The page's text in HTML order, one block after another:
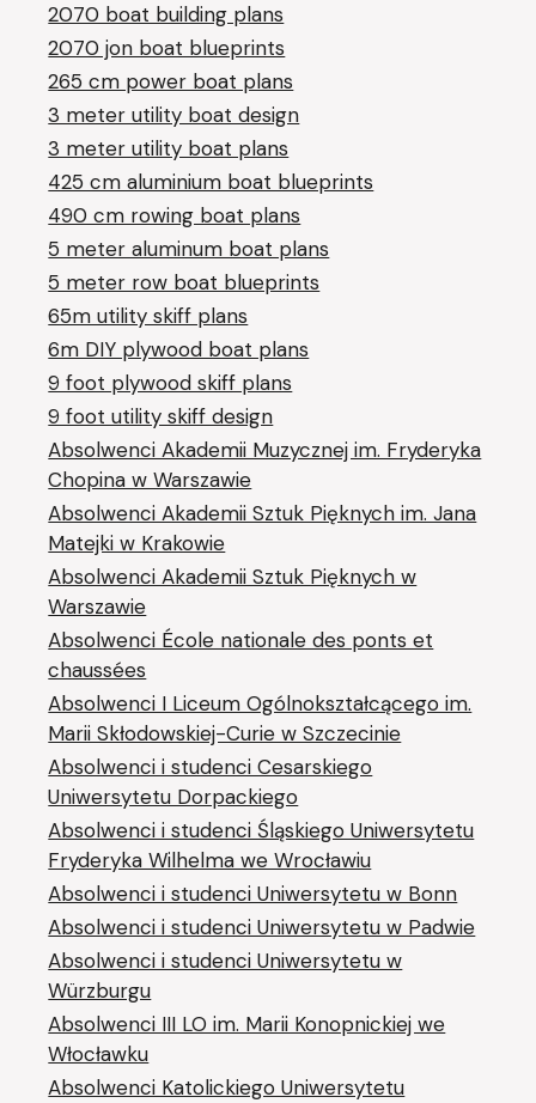
2070 boat building plans
2070 jon boat blueprints
265 cm power boat plans
3 meter utility boat design
3 meter utility boat plans
425 cm aluminium boat blueprints
490 cm rowing boat plans
5 meter aluminum boat plans
5 meter row boat blueprints
65m utility skiff plans
6m DIY plywood boat plans
9 foot plywood skiff plans
9 foot utility skiff design
Absolwenci Akademii Muzycznej im. Fryderyka
Chopina w Warszawie
Absolwenci Akademii Sztuk Pięknych im. Jana
Matejki w Krakowie
Absolwenci Akademii Sztuk Pięknych w
Warszawie
Absolwenci École nationale des ponts et
chaussées
Absolwenci I Liceum Ogólnokształcącego im.
Marii Skłodowskiej-Curie w Szczecinie
Absolwenci i studenci Cesarskiego
Uniwersytetu Dorpackiego
Absolwenci i studenci Śląskiego Uniwersytetu
Fryderyka Wilhelma we Wrocławiu
Absolwenci i studenci Uniwersytetu w Bonn
Absolwenci i studenci Uniwersytetu w Padwie
Absolwenci i studenci Uniwersytetu w
Würzburgu
Absolwenci III LO im. Marii Konopnickiej we
Włocławku
Absolwenci Katolickiego Uniwersytetu